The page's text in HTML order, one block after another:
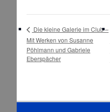
Die kleine Galerie im Club –
Mit Werken von Susanne
Pöhlmann und Gabriele
Eberspächer